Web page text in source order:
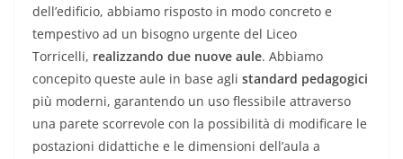
dell’edificio, abbiamo risposto in modo concreto e
tempestivo ad un bisogno urgente del Liceo
Torricelli, realizzando due nuove aule. Abbiamo
concepito queste aule in base agli standard pedagogici
più moderni, garantendo un uso flessibile attraverso
una parete scorrevole con la possibilità di modificare le
postazioni didattiche e le dimensioni dell’aula a